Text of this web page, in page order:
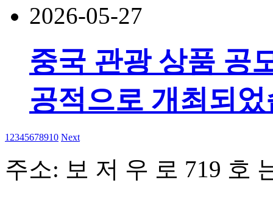
2026-05-27
중국 관광 상품 공
공적으로 개최되
1 2345678910 Next
주소: 보 저 우 로 719 호